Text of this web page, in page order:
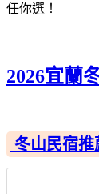
任你選！
2026宜蘭
冬山民宿推